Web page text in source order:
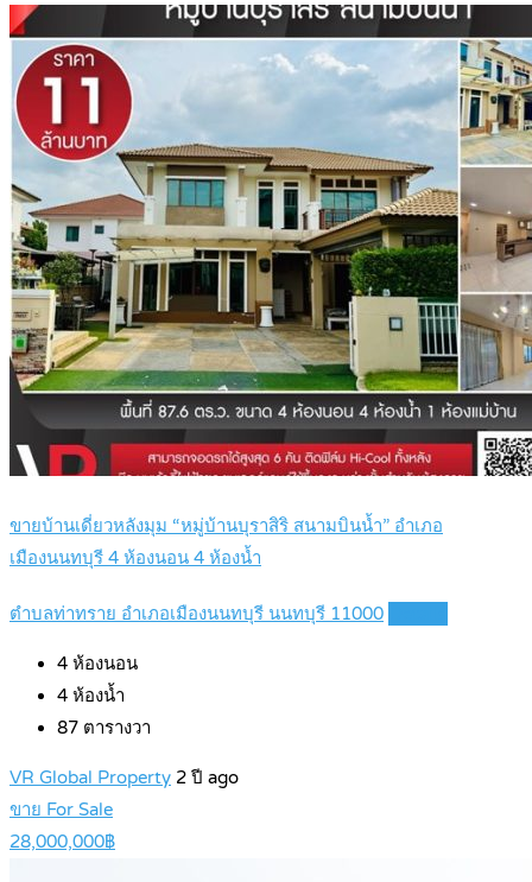
ขายบ้านเดี่ยวหลังมุม “หมู่บ้านบุราสิริ สนามบินน้ำ” อำเภอ
เมืองนนทบุรี 4 ห้องนอน 4 ห้องน้ำ
ตำบลท่าทราย อำเภอเมืองนนทบุรี นนทบุรี 11000
4 ห้องนอน
4 ห้องน้ำ
87 ตารางวา
VR Global Property 2 ปี ago
ขาย For Sale
28,000,000฿